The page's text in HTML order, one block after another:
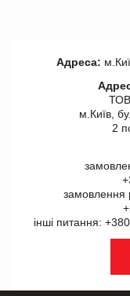
Адреса:
м.Київ,
2
замовлення
інші питання: